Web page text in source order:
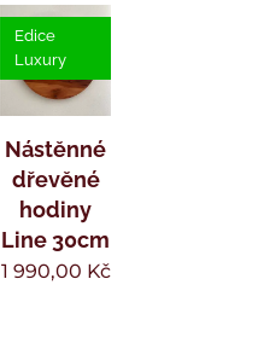
Nástěnné
dřevěné
hodiny
Line 30cm
Edice
Luxury
1 990,00 Kč